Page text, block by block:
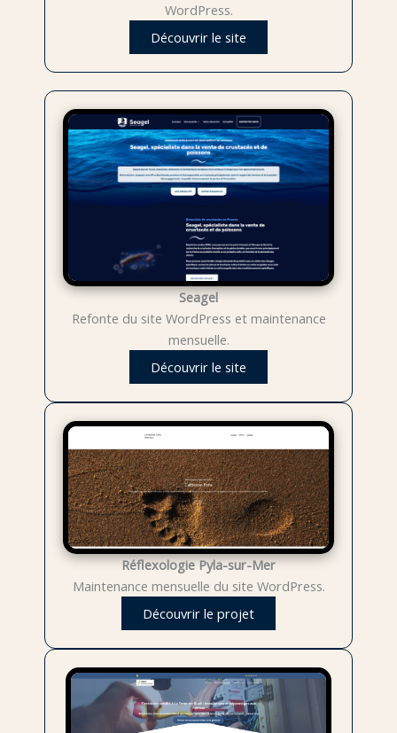
WordPress.
Découvrir le site
Seagel
Refonte du site WordPress et maintenance
mensuelle.
Découvrir le site
Réflexologie Pyla-sur-Mer
Maintenance mensuelle du site WordPress.
Découvrir le projet